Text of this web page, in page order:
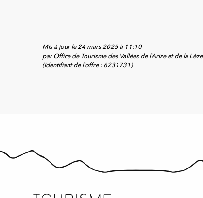
Mis à jour le 24 mars 2025 à 11:10
par Office de Tourisme des Vallées de l’Arize et de la Lèze
(Identifiant de l'offre : 6231731 )